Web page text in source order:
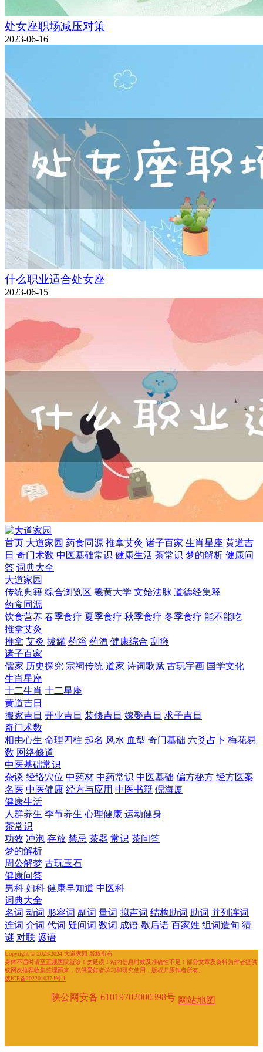
处女座职场减压对策
2023-06-16
什么职业适合处女座
2023-06-15
首页 大道家园 药食同源 推拿艾灸 诸子百家 生肖星座 黄道吉
日 奇门术数 中医基础常识 健康生活 茶常识 梦的解析 健康问
答 词典大全
大道家园
传统典籍 综合浏览区 羲黄大学 文始法脉 道德经集释
药食同源
饮食营养 春季食疗 夏季食疗 秋季食疗 冬季食疗 能不能吃
推拿艾灸
推拿 艾灸 拔罐 药浴 药酒 健康综合 刮痧
诸子百家
儒家 历史探究 宗祠传统 道家 诗词歌赋 古玩字画 国学文化
生肖星座
十二生肖 十二星座
黄道吉日
搬家吉日 开业吉日 装修吉日 嫁娶吉日 求子吉日
奇门术数
相由心生 命理四柱 起名 风水 血型 奇门基础 六爻占卜 梅花易
数 网络修道
中医基础常识
杂谈 经络穴位 中药材 中药常识 中医基础 偏方秘方 经方医案
名医 中医健康 经方与应用 中医书籍 倪海厦
健康生活
人群养生 季节养生 心理健康 运动健身
茶常识
功效 冲泡 存放 禁忌 茶器 常识 茶问答
梦的解析
周公解梦 古玩玉石
健康问答
男科 妇科 健康早知道 中医科
词典大全
名词 动词 形容词 副词 量词 拟声词 结构助词 助词 并列连词
连词 介词 代词 疑问词 数词 成语 歇后语 百家姓 组词造句 猜
谜 对联 谚语
Copyright © 2023-2024 大道家园 版权所有
身体不适时请至正规医院就诊！勿延误！站内信息时效及准确性不足！部分文章及资料为作者提供
或网友推荐收集整理而来，仅供爱好者学习和研究使用，版权归原作者所有。
陕ICP备2022010374号-1
陕公网安备 61019702000398号 网站地图